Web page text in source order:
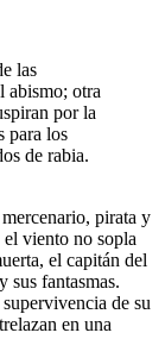
las
abismo; otra
por la
para los
de rabia.
pirata y
viento no sopla
el capitán del
sus fantasmas.
de su
en una